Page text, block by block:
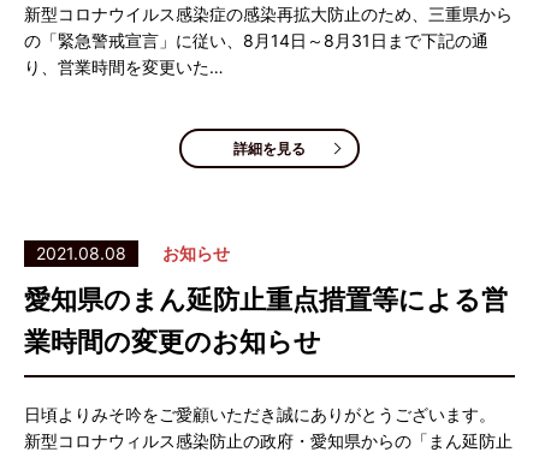
新型コロナウイルス感染症の感染再拡大防止のため、三重県から
の「緊急警戒宣言」に従い、8月14日～8月31日まで下記の通
り、営業時間を変更いた…
詳細を見る
2021.08.08 お知らせ
愛知県のまん延防止重点措置等による営
業時間の変更のお知らせ
日頃よりみそ吟をご愛顧いただき誠にありがとうございます。
新型コロナウィルス感染防止の政府・愛知県からの「まん延防止